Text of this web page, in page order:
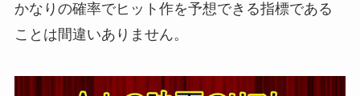
かなりの確率でヒット作を予想できる指標である
ことは間違いありません。